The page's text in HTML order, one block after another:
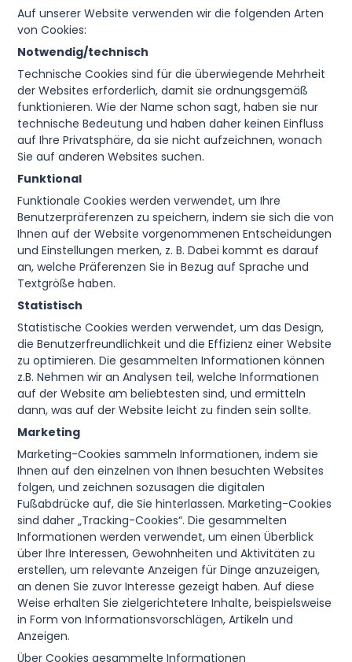
Auf unserer Website verwenden wir die folgenden Arten
von Cookies:
Notwendig/technisch
Technische Cookies sind für die überwiegende Mehrheit
der Websites erforderlich, damit sie ordnungsgemäß
funktionieren. Wie der Name schon sagt, haben sie nur
technische Bedeutung und haben daher keinen Einfluss
auf Ihre Privatsphäre, da sie nicht aufzeichnen, wonach
Sie auf anderen Websites suchen.
Funktional
Funktionale Cookies werden verwendet, um Ihre
Benutzerpräferenzen zu speichern, indem sie sich die von
Ihnen auf der Website vorgenommenen Entscheidungen
und Einstellungen merken, z. B. Dabei kommt es darauf
an, welche Präferenzen Sie in Bezug auf Sprache und
Textgröße haben.
Statistisch
Statistische Cookies werden verwendet, um das Design,
die Benutzerfreundlichkeit und die Effizienz einer Website
zu optimieren. Die gesammelten Informationen können
z.B. Nehmen wir an Analysen teil, welche Informationen
auf der Website am beliebtesten sind, und ermitteln
dann, was auf der Website leicht zu finden sein sollte.
Marketing
Marketing-Cookies sammeln Informationen, indem sie
Ihnen auf den einzelnen von Ihnen besuchten Websites
folgen, und zeichnen sozusagen die digitalen
Fußabdrücke auf, die Sie hinterlassen. Marketing-Cookies
sind daher „Tracking-Cookies“. Die gesammelten
Informationen werden verwendet, um einen Überblick
über Ihre Interessen, Gewohnheiten und Aktivitäten zu
erstellen, um relevante Anzeigen für Dinge anzuzeigen,
an denen Sie zuvor Interesse gezeigt haben. Auf diese
Weise erhalten Sie zielgerichtetere Inhalte, beispielsweise
in Form von Informationsvorschlägen, Artikeln und
Anzeigen.
Über Cookies gesammelte Informationen